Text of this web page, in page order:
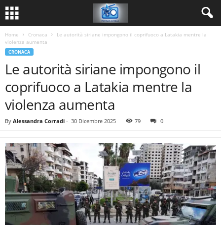
Home Cronaca
Le autorità siriane impongono il coprifuoco a Latakia mentre la
violenza aumenta
CRONACA
Le autorità siriane impongono il
coprifuoco a Latakia mentre la
violenza aumenta
By Alessandra Corradi - 30 Dicembre 2025 79 0